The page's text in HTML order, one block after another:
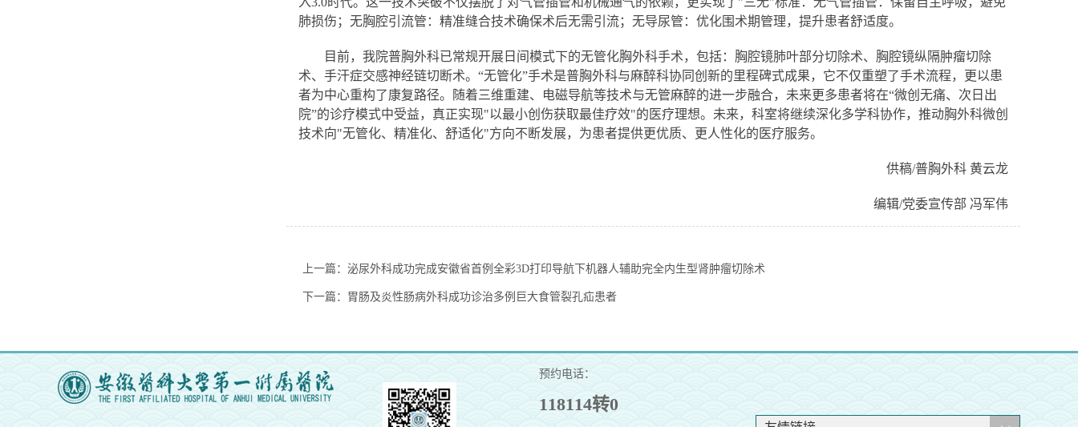
肺损伤；无胸腔引流管：精准缝合技术确保术后无需引流；无导尿管：优化围术期管理，提升患者舒适度。
目前，我院普胸外科已常规开展日间模式下的无管化胸外科手术，包括：胸腔镜肺叶部分切除术、胸腔镜纵隔肿瘤切除
术、手汗症交感神经链切断术。“无管化”手术是普胸外科与麻醉科协同创新的里程碑式成果，它不仅重塑了手术流程，更以患
者为中心重构了康复路径。随着三维重建、电磁导航等技术与无管麻醉的进一步融合，未来更多患者将在“微创无痛、次日出
院”的诊疗模式中受益，真正实现"以最小创伤获取最佳疗效"的医疗理想。未来，科室将继续深化多学科协作，推动胸外科微创
技术向"无管化、精准化、舒适化"方向不断发展，为患者提供更优质、更人性化的医疗服务。
供稿/普胸外科 黄云龙
编辑/党委宣传部 冯军伟
上一篇：泌尿外科成功完成安徽省首例全彩3D打印导航下机器人辅助完全内生型肾肿瘤切除术
下一篇：胃肠及炎性肠病外科成功诊治多例巨大食管裂孔疝患者
预约电话：
118114转0